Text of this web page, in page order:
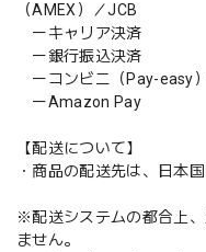
（AMEX）／JCB
ーキャリア決済
ー銀行振込決済
ーコンビニ（Pay-easy
ーAmazon Pay
【配送について】
・商品の配送先は、日本
※配送システムの都合上
ません。